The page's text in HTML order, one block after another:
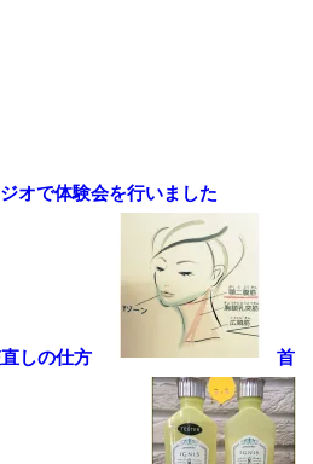
オで体験会を行いました
しの仕方 首